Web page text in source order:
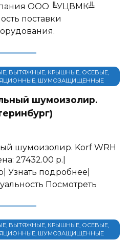
ООО ╚УЦВМК╩
поставки
ВЫТЯЖНЫЕ, КРЫШНЫЕ, ОСЕВЫЕ,
ШУМОЗАЩИЩЕННЫЕ
шумоизолир.
шумоизолир. Korf WRН
27432.00 р.|
Узнать подробнее|
Посмотреть
ВЫТЯЖНЫЕ, КРЫШНЫЕ, ОСЕВЫЕ,
ШУМОЗАЩИЩЕННЫЕ